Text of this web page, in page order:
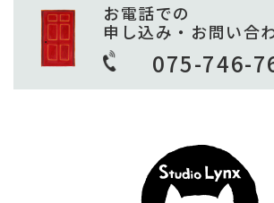
お電話での
申し込み・お問い合
075-746-